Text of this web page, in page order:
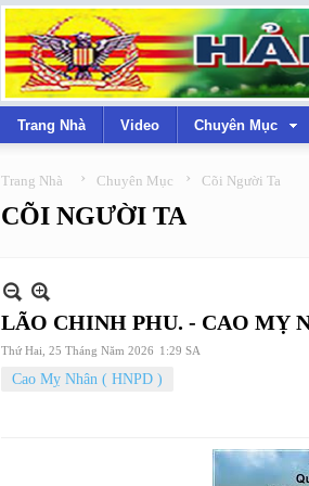
Trang Nhà Video Chuyên Mục
Trang Nhà › Chuyên Mục › Cõi Người Ta
CÕI NGƯỜI TA
LÃO CHINH PHU. - CAO MỴ
Thứ Hai, 25 Tháng Năm 2026 1:29 SA
Cao Mỵ Nhân ( HNPD )